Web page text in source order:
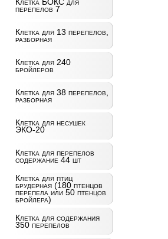
перепелов 7
Клетка для 13 перепелов,
разборная
Клетка для 240
бройлеров
Клетка для 38 перепелов,
разборная
Клетка для несушек
ЭКО-20
Клетка для перепелов
содержание 44 шт
Клетка для птиц
брудерная (180 птенцов
перепела или 50 птенцов
бройлера)
Клетка для содержания
350 перепелов